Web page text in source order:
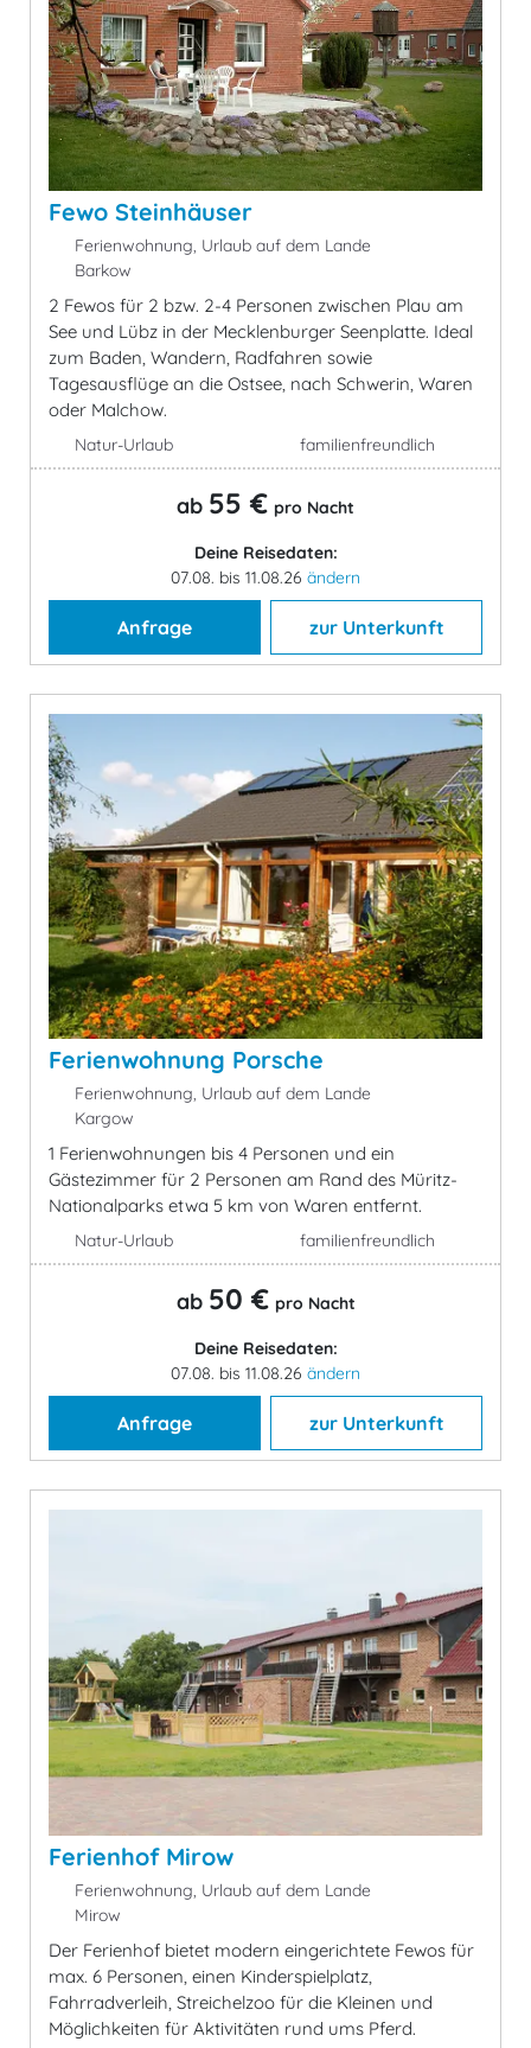
Fewo Steinhäuser
Ferienwohnung, Urlaub auf dem Lande
Barkow
2 Fewos für 2 bzw. 2-4 Personen zwischen Plau am
See und Lübz in der Mecklenburger Seenplatte. Ideal
zum Baden, Wandern, Radfahren sowie
Tagesausflüge an die Ostsee, nach Schwerin, Waren
oder Malchow.
Natur-Urlaub familienfreundlich
ab 55 € pro Nacht
Deine Reisedaten:
07.08. bis 11.08.26 ändern
Anfrage zur Unterkunft
Ferienwohnung Porsche
Ferienwohnung, Urlaub auf dem Lande
Kargow
1 Ferienwohnungen bis 4 Personen und ein
Gästezimmer für 2 Personen am Rand des Müritz-
Nationalparks etwa 5 km von Waren entfernt.
Natur-Urlaub familienfreundlich
ab 50 € pro Nacht
Deine Reisedaten:
07.08. bis 11.08.26 ändern
Anfrage zur Unterkunft
Ferienhof Mirow
Ferienwohnung, Urlaub auf dem Lande
Mirow
Der Ferienhof bietet modern eingerichtete Fewos für
max. 6 Personen, einen Kinderspielplatz,
Fahrradverleih, Streichelzoo für die Kleinen und
Möglichkeiten für Aktivitäten rund ums Pferd.